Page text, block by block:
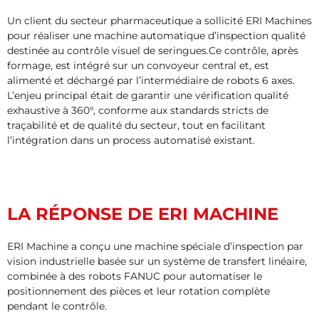
Un client du secteur pharmaceutique a sollicité ERI Machines
pour réaliser une machine automatique d’inspection qualité
destinée au contrôle visuel de seringues.Ce contrôle, après
formage, est intégré sur un convoyeur central et, est
alimenté et déchargé par l’intermédiaire de robots 6 axes.
L’enjeu principal était de garantir une vérification qualité
exhaustive à 360°, conforme aux standards stricts de
traçabilité et de qualité du secteur, tout en facilitant
l’intégration dans un process automatisé existant.
LA RÉPONSE DE ERI MACHINE
ERI Machine a conçu une machine spéciale d’inspection par
vision industrielle basée sur un système de transfert linéaire,
combinée à des robots FANUC pour automatiser le
positionnement des pièces et leur rotation complète
pendant le contrôle.